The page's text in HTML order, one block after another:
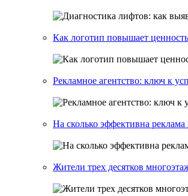
Как логотип повышает
Рекламное агентство: ключ к
На сколько эффективна
Жители трех десятков